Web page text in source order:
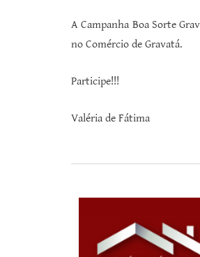
A Campanha Boa Sorte
no Comércio de Gravatá.
Participe!!!
Valéria de Fátima